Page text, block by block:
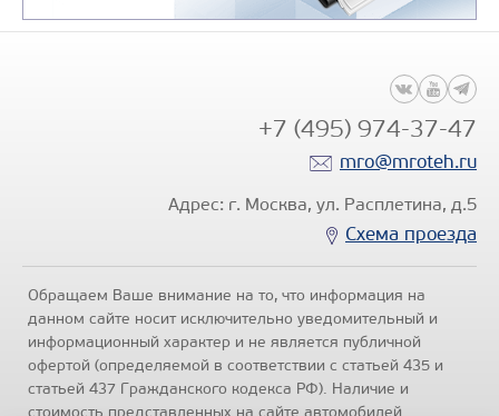
+7 (495) 974-37-47
mro@mroteh.ru
Адрес: г. Москва, ул. Расплетина, д.5
Схема проезда
Обращаем Ваше внимание на то, что информация на
данном сайте носит исключительно уведомительный и
информационный характер и не является публичной
офертой (определяемой в соответствии с статьей 435 и
статьей 437 Гражданского кодекса РФ). Наличие и